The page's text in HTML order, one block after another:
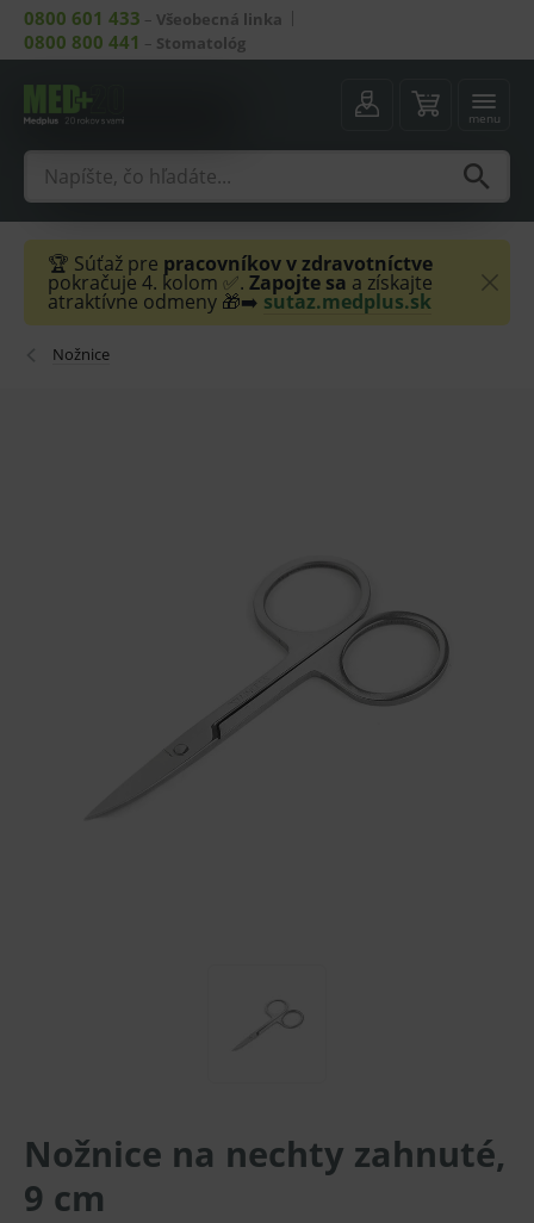
0800 601 433 – Všeobecná linka
0800 800 441 – Stomatológ
menu
🏆 Súťaž pre pracovníkov v zdravotníctve
pokračuje 4. kolom ✅. Zapojte sa a získajte
atraktívne odmeny 🎁➡️ sutaz.medplus.sk
Nožnice
Nožnice na nechty zahnuté,
9 cm